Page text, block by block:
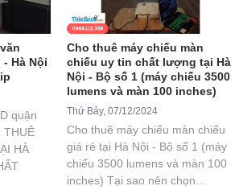
Hà Nội
quận
THUÊ
HÀ
Cho thuê máy chiếu màn
chiếu uy tin chất lượng tại Hà
Nội - Bộ số 1 (máy chiếu 3500
lumens và màn 100 inches)
Thứ Bảy, 07/12/2024
Cho thuê máy chiếu màn chiếu
giá rẻ tại Hà Nội - Bộ số 1 (máy
chiếu 3500 lumens và màn 100
inches) Tại sao nên chọn...